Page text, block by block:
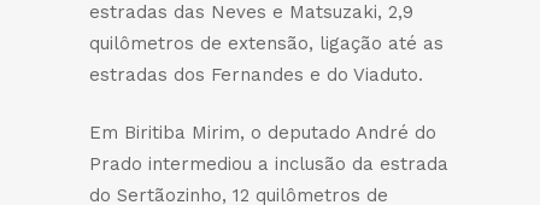
estradas das Neves e Matsuzaki, 2,9
quilômetros de extensão, ligação até as
estradas dos Fernandes e do Viaduto.
Em Biritiba Mirim, o deputado André do
Prado intermediou a inclusão da estrada
do Sertãozinho, 12 quilômetros de